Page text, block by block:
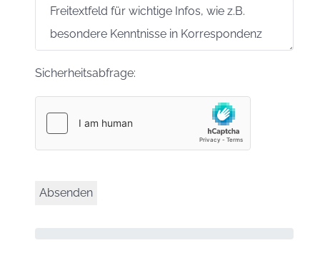
Sicherheitsabfrage: